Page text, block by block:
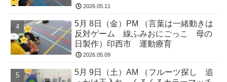
2026.05.11
5月 8日（金）PM （言葉は一緒動きは
反対ゲーム 線ふみおにごっこ 母の
日製作）印西市 運動療育
2026.05.09
5月 9日（土）AM （フルーツ探し 追